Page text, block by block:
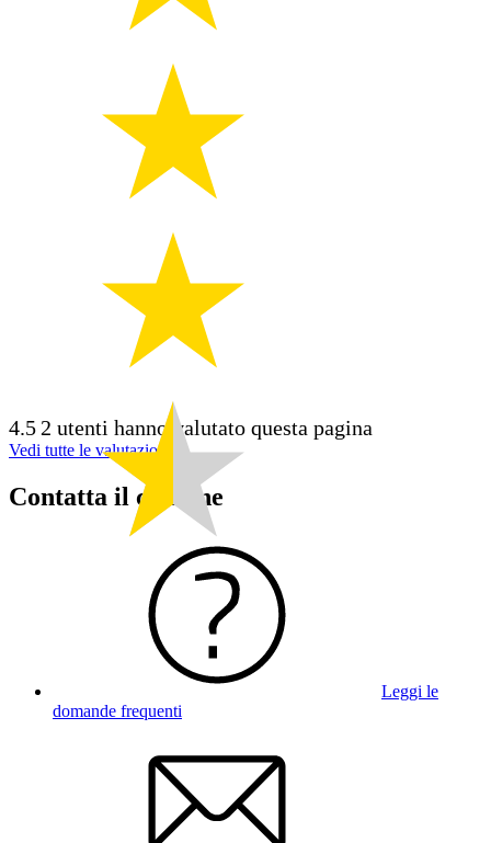
4.5 2 utenti hanno valutato questa pagina
Vedi tutte le valutazioni
Contatta il comune
Leggi le
domande frequenti